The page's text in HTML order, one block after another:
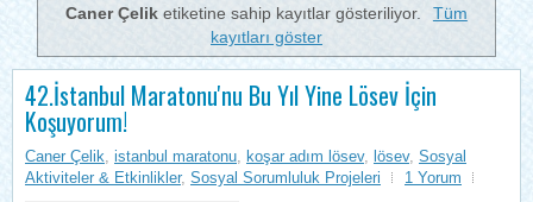
Caner Çelik etiketine sahip kayıtlar gösteriliyor.
Tüm
kayıtları göster
42.İstanbul Maratonu'nu Bu Yıl Yine Lösev İçin
Koşuyorum!
Caner Çelik istanbul maratonu koşar adım lösev, lösev, Sosyal
Aktiviteler & Etkinlikler, Sosyal Sorumluluk Projeleri
1 Yorum